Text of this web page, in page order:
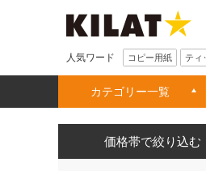
人気ワード コピー用紙 ティ
カテゴリー一覧
価格帯で絞り込む